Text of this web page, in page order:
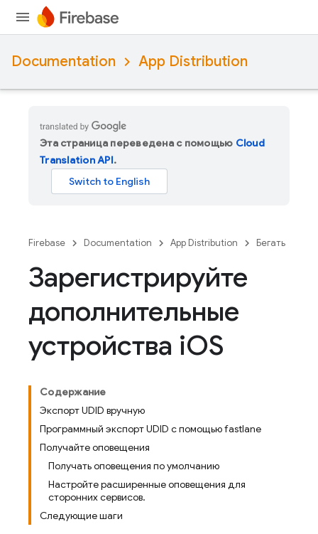
Documentation App Distribution
Эта страница переведена с помощью Cloud
Translation API.
Firebase Documentation App Distribution Бегать
Зарегистрируйте
дополнительные
устройства iOS
Содержание
Экспорт UDID вручную
Программный экспорт UDID с помощью fastlane
Получайте оповещения
Получать оповещения по умолчанию
Настройте расширенные оповещения для
сторонних сервисов.
Следующие шаги